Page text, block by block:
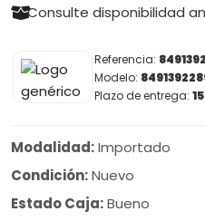
Consulte disponibilidad
Referencia:
Modelo:
Plazo de entrega:
Modalidad:Importado
Condición:Nuevo
Estado Caja:Bueno